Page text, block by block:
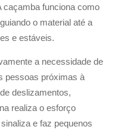
caçamba funciona como
o material até a
e estáveis.
a necessidade de
pessoas próximas à
deslizamentos,
realiza o esforço
e faz pequenos